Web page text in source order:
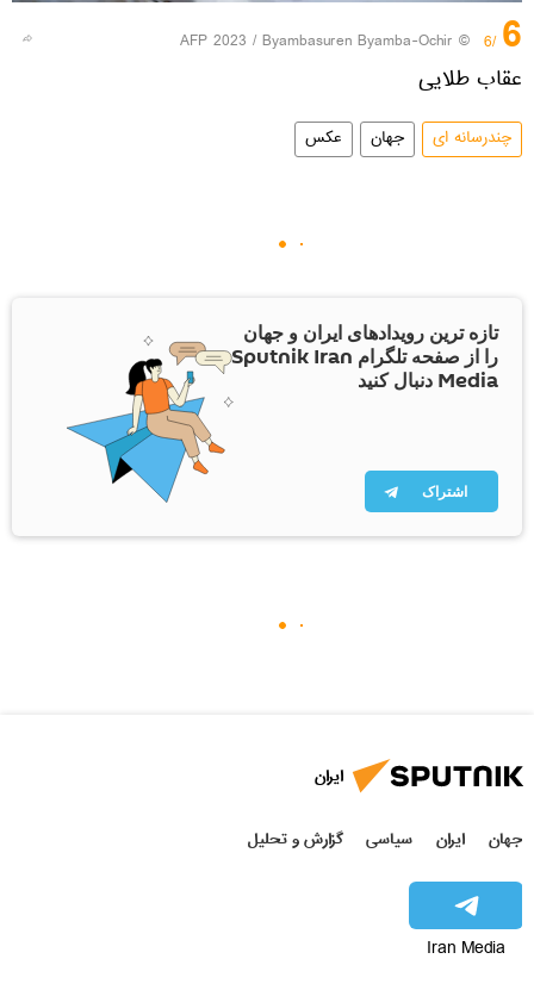
6
/6
© AFP 2023 / Byambasuren Byamba-Ochir
عقاب طلایی
چندرسانه ای جهان عکس
تازه ترین رویدادهای ایران و جهان
را از صفحه تلگرام Sputnik Iran
Media دنبال کنید
اشتراک
ایران
جهان ایران سیاسی گزارش و تحلیل
Iran Media